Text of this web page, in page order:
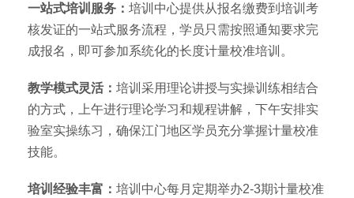
一站式培训服务： 培训中心提供从报名缴费到培训考
核发证的一站式服务流程，学员只需按照通知要求完
成报名，即可参加系统化的长度计量校准培训。
教学模式灵活： 培训采用理论讲授与实操训练相结合
的方式，上午进行理论学习和规程讲解，下午安排实
验室实操练习，确保江门地区学员充分掌握计量校准
技能。
培训经验丰富： 培训中心每月定期举办2-3期计量校准